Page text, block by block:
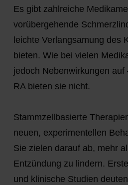
Es gibt zahlreiche
vorübergehende
leichte Verlangsamung des
bieten. Wie bei vielen
jedoch Nebenwirkungen
RA bieten sie nicht.
Stammzellbasierte
neuen, experimentellen
Sie zielen darauf ab, mehr
Entzündung zu lindern.
und klinische Studien